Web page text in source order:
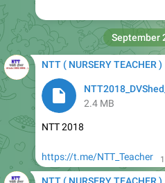
NTT ( NURSERY TEACHER )
NTT 2018
https://t.me/NTT_Teacher
NTT ( NURSERY TEACHER )
https://youtu.be/